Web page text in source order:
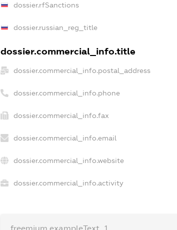
dossier.rfSanctions
dossier.russian_reg_title
dossier.commercial_info.title
dossier.commercial_info.postal_address
dossier.commercial_info.phone
dossier.commercial_info.fax
dossier.commercial_info.email
dossier.commercial_info.website
dossier.commercial_info.activity
freemium.exampleText_1